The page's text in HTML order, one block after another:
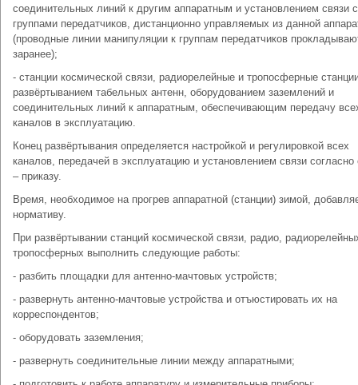
соединительных линий к другим аппаратным и установлением связи с
группами передатчиков, дистанционно управляемых из данной
(проводные линии манипуляции к группам передатчиков
заранее);
- станции космической связи, радиорелейные и тропосферные
развёртыванием табельных антенн, оборудованием заземлений и
соединительных линий к аппаратным, обеспечивающим передачу
каналов в эксплуатацию.
Конец развёртывания определяется настройкой и регулировкой всех
каналов, передачей в эксплуатацию и установлением связи согласно
– приказу.
Время, необходимое на прогрев аппаратной (станции) зимой,
нормативу.
При развёртывании станций космической связи, радио,
тропосферных выполнить следующие работы:
- разбить площадки для антенно-мачтовых устройств;
- развернуть антенно-мачтовые устройства и отъюстировать их на
корреспондентов;
- оборудовать заземления;
- развернуть соединительные линии между аппаратными;